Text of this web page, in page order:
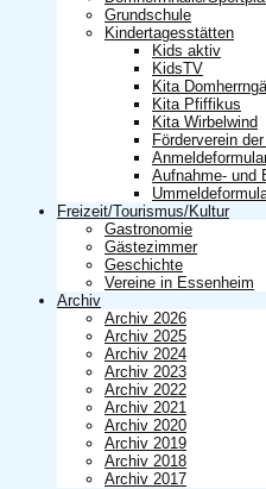
Grundschule
Kindertagesstätten
Kids aktiv
KidsTV
Kita
Kita Pfiffikus
Kita Wirbelwind
Förderverein
Aufnahme- und
Freizeit/Tourismus/Kultur
Gastronomie
Gästezimmer
Geschichte
Vereine in Essenheim
Archiv
Archiv 2026
Archiv 2025
Archiv 2024
Archiv 2023
Archiv 2022
Archiv 2021
Archiv 2020
Archiv 2019
Archiv 2018
Archiv 2017